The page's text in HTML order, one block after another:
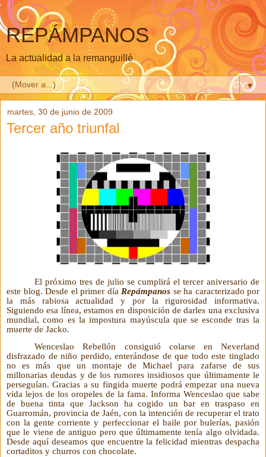
REPÁMPANOS
La actualidad a la remanguillé
▼
martes, 30 de junio de 2009
Tercer año triunfal
El próximo tres de julio se cumplirá el tercer aniversario de
este blog. Desde el primer día Repámpanos se ha caracterizado por
la más rabiosa actualidad y por la rigurosidad informativa.
Siguiendo esa línea, estamos en disposición de darles una exclusiva
mundial, como es la impostura mayúscula que se esconde tras la
muerte de Jacko.
Wenceslao Rebellón consiguió colarse en Neverland
disfrazado de niño perdido, enterándose de que todo este tinglado
no es más que un montaje de Michael para zafarse de sus
millonarias deudas y de los rumores insidiosos que últimamente le
perseguían. Gracias a su fingida muerte podrá empezar una nueva
vida lejos de los oropeles de la fama. Informa Wenceslao que sabe
de buena tinta que Jackson ha cogido un bar entraspaso en
Guarromán, provincia de Jaén, con la intención de recuperar el trato
con la gente corriente y perfeccionar el baile por bulerías, pasión
que le viene de antiguo pero que últimamente tenía algo olvidada.
Desde aquí deseamos que encuentre la felicidad mientras despacha
cortaditos y churros con chocolate.